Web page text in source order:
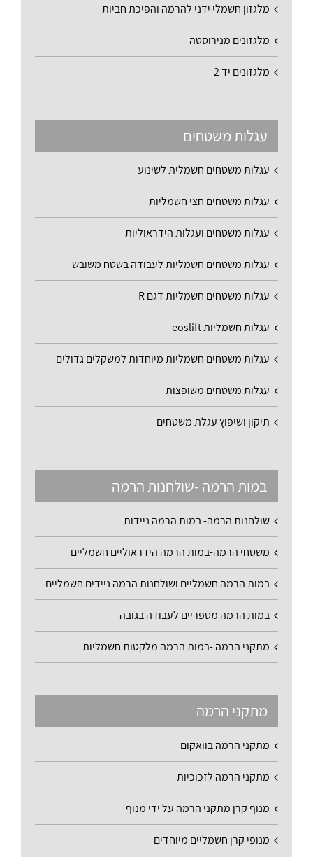
מלגזון חשמלי ידני להרמה והפיכת חביות
מלגזונים מנירוסטה
מלגזונים יד 2
עגלות משטחים
עגלות משטחים חשמלית לשינוע
עגלות משטחים חצי חשמליות
עגלות משטחים ועגלות הידראוליות
עגלות משטחים חשמליות לעבודה בשטח משובש
עגלות משטחים חשמליות דגם R
עגלות חשמליות eoslift
עגלות משטחים חשמליות מיוחדות למשקלים גדולים
עגלות משטחים משופצות
תיקון ושיפוץ עגלת משטחים
במות הרמה -שולחנות הרמה
שולחנות הרמה- במות הרמה ניידות
משטחי הרמה-במות הרמה הידראוליים חשמליים
במות הרמה חשמליים ושולחנות הרמה ניידים חשמליים
במות הרמה מספריים לעבודה בגובה
מתקני הרמה -במות הרמה מלקטות חשמליות
מתקני הרמה
מתקני הרמה בוואקום
מתקני הרמה לזכוכיות
מנוף קרן מתקני הרמה על ידי מנוף
מנופי קרן חשמליים מיוחדים